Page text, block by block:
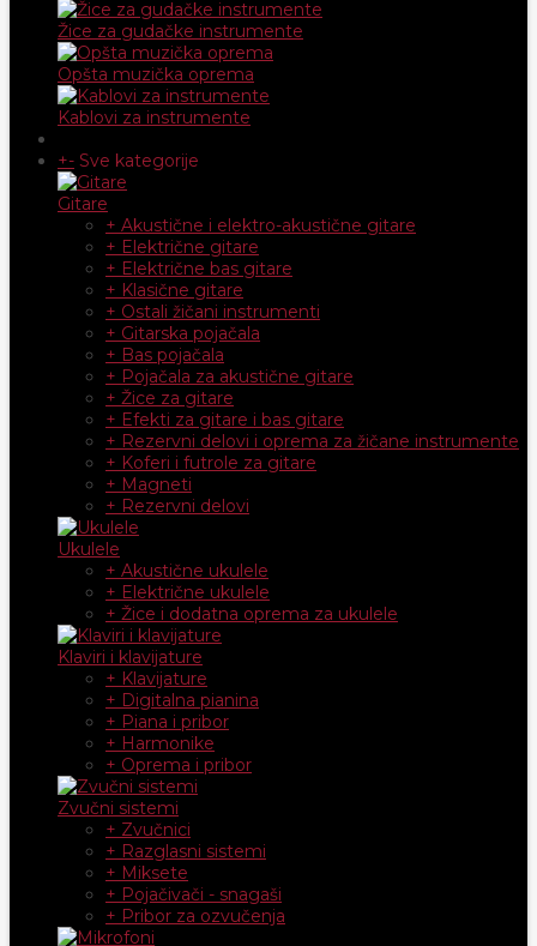
Žice za gudačke instrumente
Opšta muzička oprema
Kablovi za instrumente
+- Sve kategorije
Gitare
+ Akustične i elektro-akustične gitare
+ Električne gitare
+ Električne bas gitare
+ Klasične gitare
+ Ostali žičani instrumenti
+ Gitarska pojačala
+ Bas pojačala
+ Pojačala za akustične gitare
+ Žice za gitare
+ Efekti za gitare i bas gitare
+ Rezervni delovi i oprema za žičane instrumente
+ Koferi i futrole za gitare
+ Magneti
+ Rezervni delovi
Ukulele
+ Akustične ukulele
+ Električne ukulele
+ Žice i dodatna oprema za ukulele
Klaviri i klavijature
+ Klavijature
+ Digitalna pianina
+ Piana i pribor
+ Harmonike
+ Oprema i pribor
Zvučni sistemi
+ Zvučnici
+ Razglasni sistemi
+ Miksete
+ Pojačivači - snagaši
+ Pribor za ozvučenja